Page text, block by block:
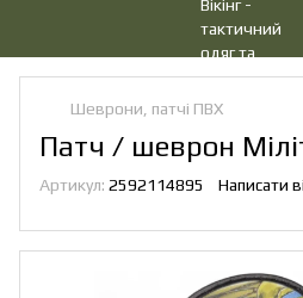
Шеврони, патчі ПВХ
Патч / шеврон
Артикул: 2592114895 Написати